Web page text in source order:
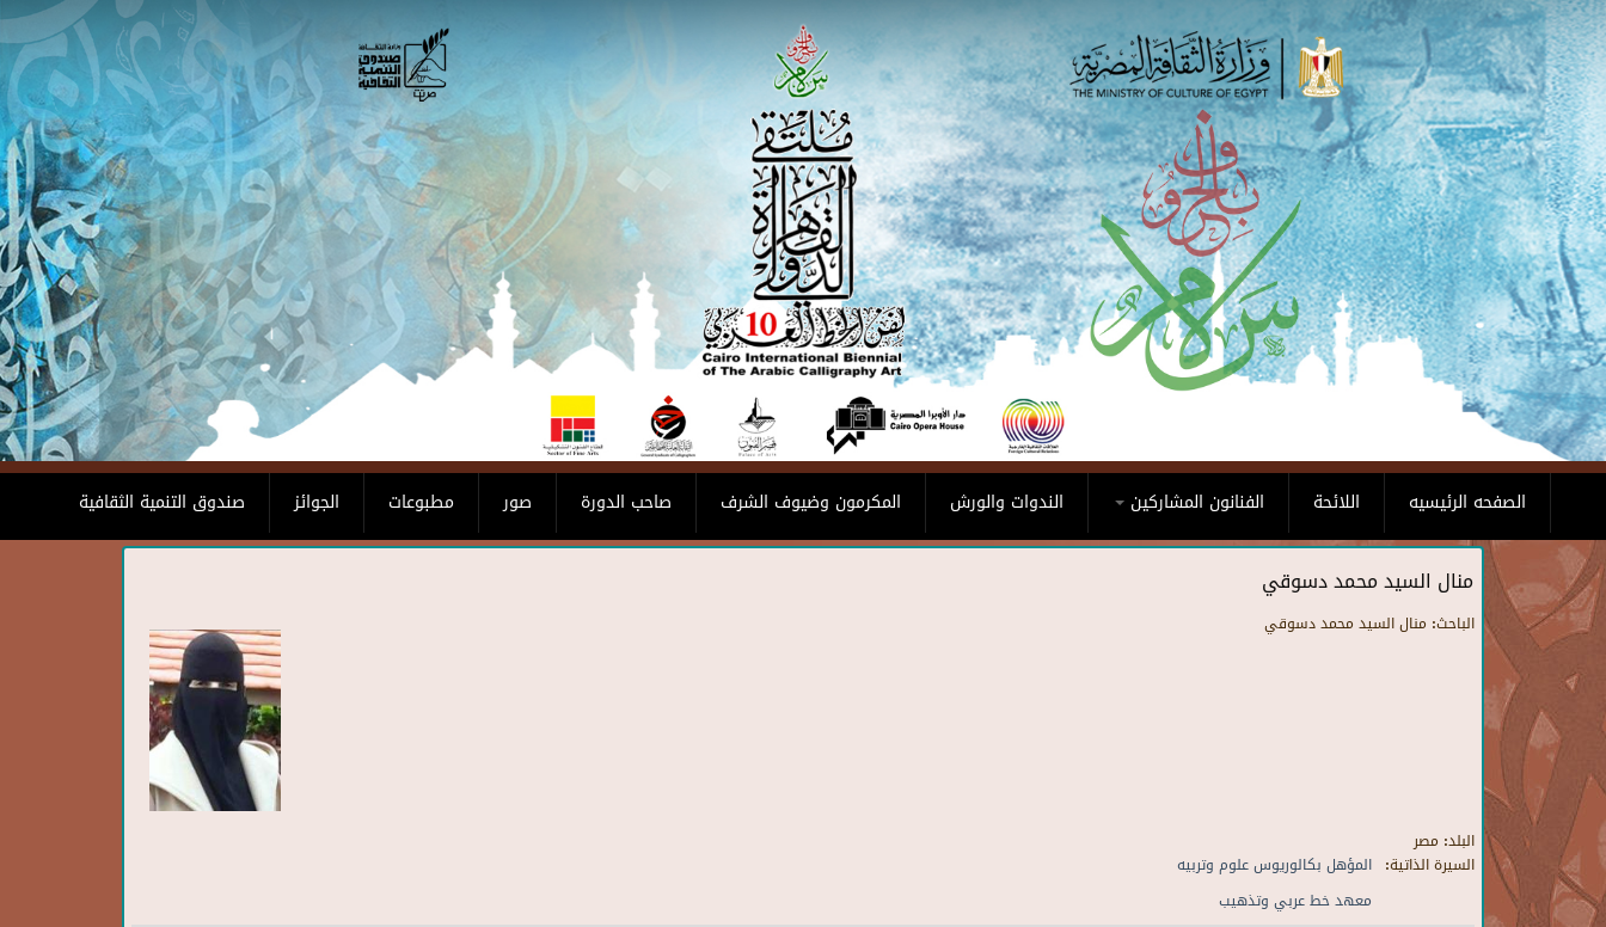
Skip to main content
صندوق التنمية الثقافية الجوائز مطبوعات صور صاحب الدورة المكرمون وضيوف الشرف الندوات والورش الفنانون المشاركين اللائحة الصفحه الرئيسيه
منال السيد محمد دسوقي
الباحث: منال السيد محمد دسوقي
البلد: مصر
السيرة الذاتية: المؤهل بكالوريوس علوم وتربيه
معهد خط عربي وتذهيب